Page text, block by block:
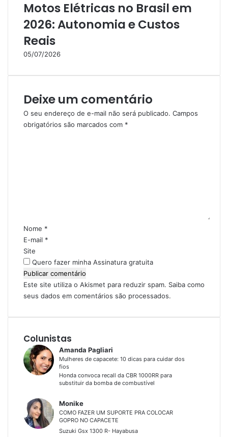
Motos Elétricas no Brasil em
2026: Autonomia e Custos
Reais
05/07/2026
Deixe um comentário
O seu endereço de e-mail não será publicado. Campos
obrigatórios são marcados com *
i
o
*
Nome *
E-mail *
Site
Quero fazer minha Assinatura gratuita
Este site utiliza o Akismet para reduzir spam. Saiba como
seus dados em comentários são processados.
Colunistas
Amanda Pagliari
Mulheres de capacete: 10 dicas para cuidar dos
fios
Honda convoca recall da CBR 1000RR para
substituir da bomba de combustível
Monike
COMO FAZER UM SUPORTE PRA COLOCAR
GOPRO NO CAPACETE
Suzuki Gsx 1300 R- Hayabusa